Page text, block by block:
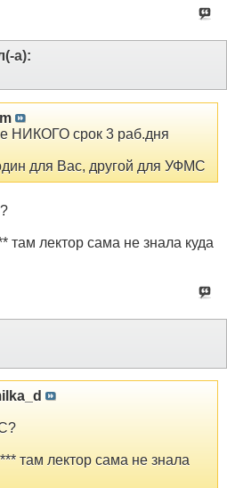
а):
НИКОГО срок 3 раб.дня
для Вас, другой для УФМС
там лектор сама не знала куда
там лектор сама не знала